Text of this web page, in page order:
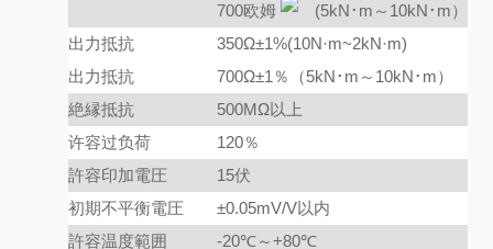
700欧姆
(5kN･m～10kN･m）
出力抵抗
350Ω±1%(10N·m~2kN·m)
出力抵抗
700Ω±1％（5kN･m～10kN･m）
絶縁抵抗
500MΩ以上
许容过负荷
120％
許容印加電圧
15伏
初期不平衡電圧
±0.05mV/V以内
許容温度範囲
-20℃～+80℃